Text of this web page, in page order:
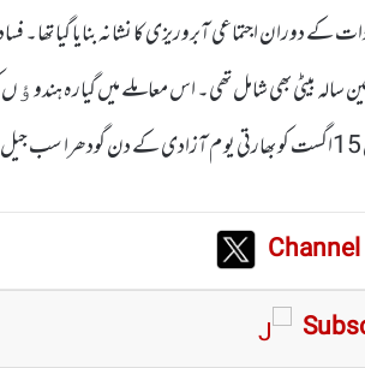
مسلم کش فسادات کے دوران اجتماعی آبروریزی کا نشانہ بنایا
سالہ بیٹی بھی شامل تھی۔ اس معاملے میں گیارہ ہندوﺅں
Channel